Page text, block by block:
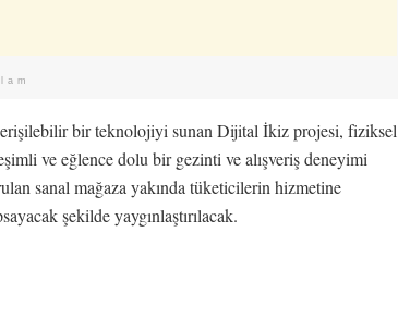
erişilebilir bir teknolojiyi sunan Dijital İkiz projesi, fiziksel
ve eğlence dolu bir gezinti ve alışveriş deneyimi
sanal mağaza yakında tüketicilerin hizmetine
şekilde yaygınlaştırılacak.